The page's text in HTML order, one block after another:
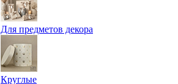
Для предметов декора
Круглые